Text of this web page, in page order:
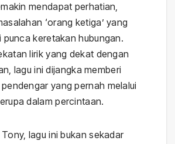
mendapat perhatian,
‘orang ketiga’ yang
punca keretakan hubungan.
lirik yang dekat dengan
lagu ini dijangka memberi
yang pernah melalui
dalam percintaan.
lagu ini bukan sekadar